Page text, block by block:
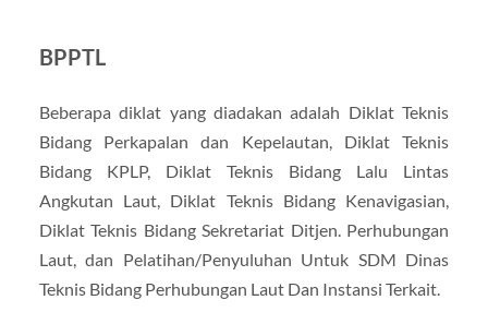
BPPTL
Beberapa diklat yang diadakan adalah Diklat Teknis
Bidang Perkapalan dan Kepelautan, Diklat Teknis
Bidang KPLP, Diklat Teknis Bidang Lalu Lintas
Angkutan Laut, Diklat Teknis Bidang Kenavigasian,
Diklat Teknis Bidang Sekretariat Ditjen. Perhubungan
Laut, dan Pelatihan/Penyuluhan Untuk SDM Dinas
Teknis Bidang Perhubungan Laut Dan Instansi Terkait.